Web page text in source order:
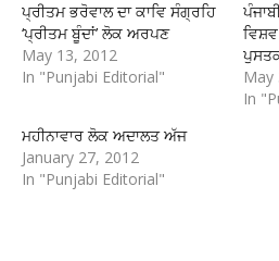
ਪ੍ਰੀਤਮ ਭਰੋਵਾਲ ਦਾ ਕਾਵਿ ਸੰਗ੍ਰਹਿ
‘ਪ੍ਰੀਤਮ ਬੂੰਦਾਂ’ ਲੋਕ ਅਰਪਣ
May 13, 2012
In "Punjabi Editorial"
May
In
ਮਹੀਨਾਵਾਰ ਲੋਕ ਅਦਾਲਤ ਅੱਜ
January 27, 2012
In "Punjabi Editorial"